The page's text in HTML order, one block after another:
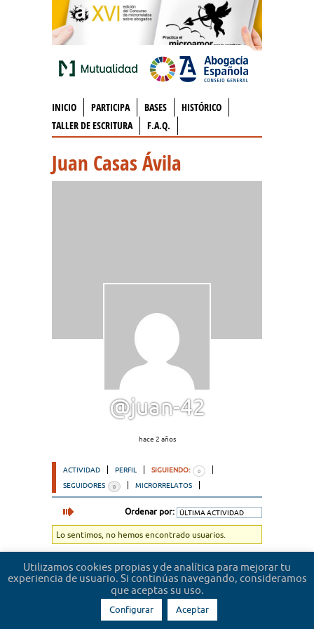
INICIO PARTICIPA BASES
HISTÓRICO
TALLER DE ESCRITURA
F.A.Q.
Juan Casas Ávila
@juan-42
hace 2 años
ACTIVIDAD PERFIL SIGUIENDO: 0
SEGUIDORES 0 MICRORRELATOS
Ordenar por:
Lo sentimos, no hemos encontrado usuarios.
Utilizamos cookies propias y de analítica para mejorar tu
experiencia de usuario. Si continúas navegando, consideramos
que aceptas su uso.
Configurar Aceptar